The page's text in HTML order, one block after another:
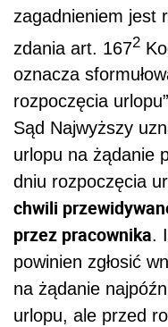
zagadnieniem jest
zdania art. 1672
oznacza
rozpoczęcia
Sąd Najwyższy
urlopu na żądanie
dniu rozpoczęcia
chwili
przez pracownika.
powinien zgłosić
na żądanie
urlopu, ale przed